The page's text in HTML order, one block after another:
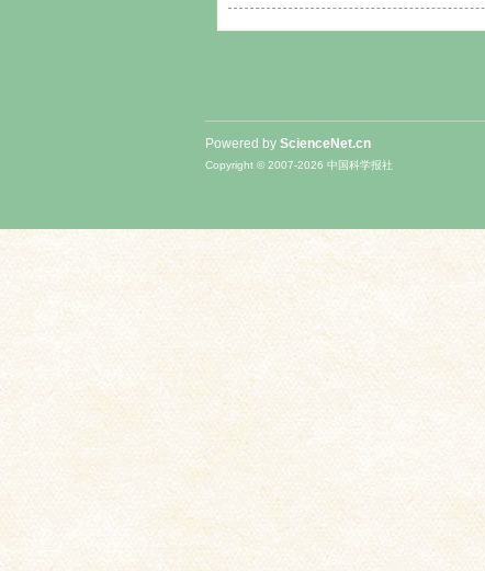
Powered by ScienceNet.cn
Copyright © 2007-2026 中国科学报社